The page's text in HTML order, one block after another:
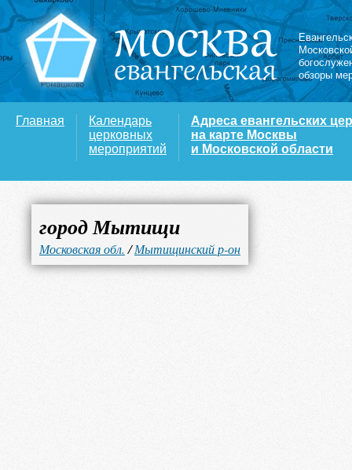
обзоры
Главная
Календарь
церковных
мероприятий
Адреса евангельских
на карте Москвы
и Московской области
город Мытищи
Московская обл. /Мытищинский р-он